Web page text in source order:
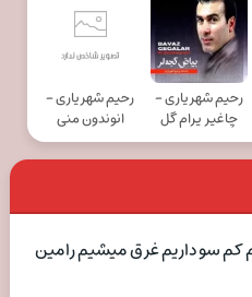
رحیم شهریاری -
چاغیر یرام گل
رحیم شهریاری -
انوندون منی
کم سو داریم غرق میشیم رامین